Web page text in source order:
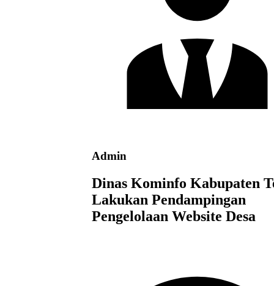
Admin
Dinas Kominfo Kabupaten
Lakukan Pendampingan
Pengelolaan Website Desa